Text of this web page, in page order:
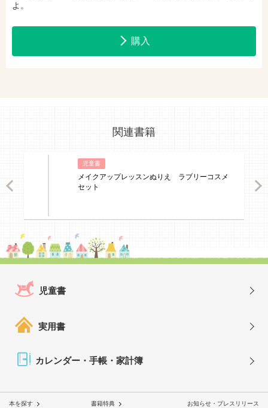
よ。
購入
関連書籍
児童書
メイクアップレッスンぬりえ ラブリーコスメ
セット
児童書
実用書
カレンダー・手帳・家計簿
本を探す 書籍特典 お知らせ・プレスリリース